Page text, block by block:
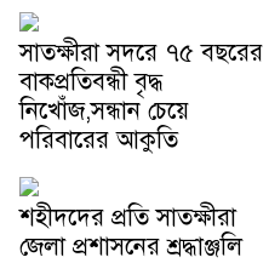
সাতক্ষীরা সদরে ৭৫ বছরের
বাকপ্রতিবন্ধী বৃদ্ধ
নিখোঁজ,সন্ধান চেয়ে
পরিবারের আকুতি
শহীদদের প্রতি সাতক্ষীরা
জেলা প্রশাসনের শ্রদ্ধাঞ্জলি